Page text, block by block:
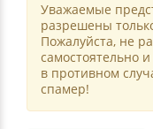
Уважаемые
разрешены
Пожалуйста, не
самостоятельно
в противном
спамер!